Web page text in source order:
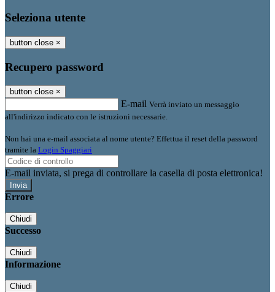
Seleziona utente
button close ×
Recupero password
button close ×
E-mail Verrà inviato un messaggio
all'indirizzo indicato con le istruzioni necessarie.
Non hai una e-mail associata al nome utente? Effettua il reset della password
tramite la Login Spaggiari
E-mail inviata, si prega di controllare la casella di posta elettronica!
Errore
Chiudi
Successo
Chiudi
Informazione
Chiudi